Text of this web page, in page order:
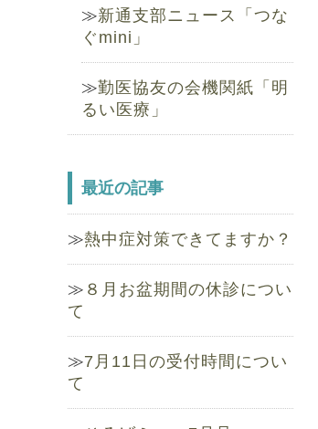
新通支部ニュース「つな
ぐmini」
勤医協友の会機関紙「明
るい医療」
最近の記事
熱中症対策できてますか？
８月お盆期間の休診につい
て
7月11日の受付時間につい
て